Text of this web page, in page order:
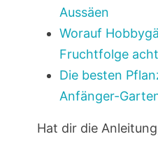
Aussäen
Worauf
Fruchtfolge
Die besten
Anfänger-
Hat dir die